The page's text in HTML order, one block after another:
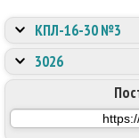
КПЛ-16-30 №3
3026